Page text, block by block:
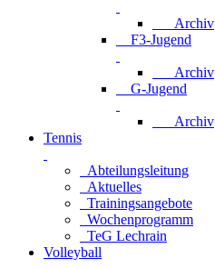
Archiv
F3-Jugend
Archiv
G-Jugend
Archiv
Tennis
Abteilungsleitung
Aktuelles
Trainingsangebote
Wochenprogramm
TeG Lechrain
Volleyball